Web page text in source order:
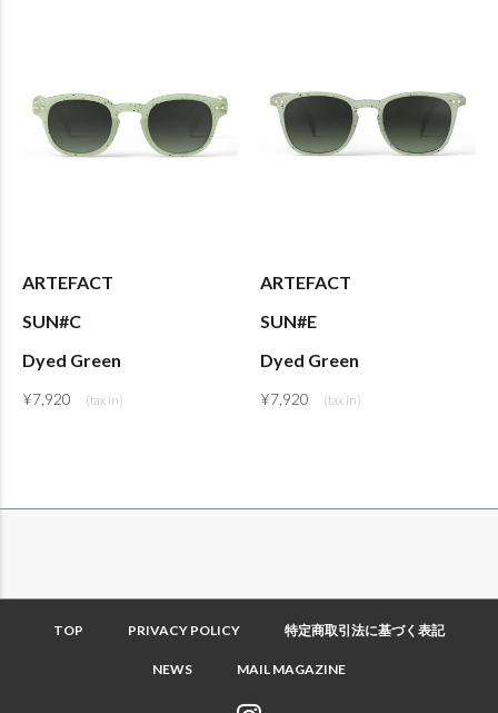
ARTEFACT
SUN#C
Dyed Green
¥7,920
ARTEFACT
SUN#E
Dyed Green
¥7,920
TOP PRIVACY POLICY 特定商取引法に基づく表記
NEWS MAIL MAGAZINE